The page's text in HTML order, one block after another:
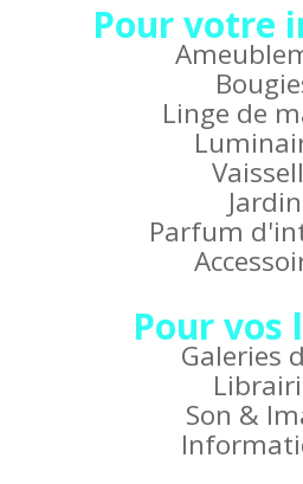
Pour votre
Linge de
Jardin
Parfum
Pour vos
Galeries
Son &